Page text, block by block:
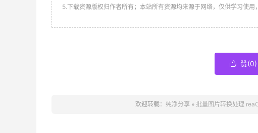
5.下载资源版权归作者所有；本站所有资源均来源于网络，仅供学习使用
 赞(0)
欢迎转载： 纯净分享 » 批量图片转换处理